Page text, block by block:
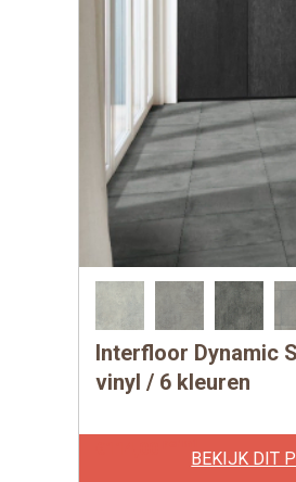
Interfloor Dynamic
vinyl / 6 kleuren
BEKIJK DIT
Dit
product
meerdere